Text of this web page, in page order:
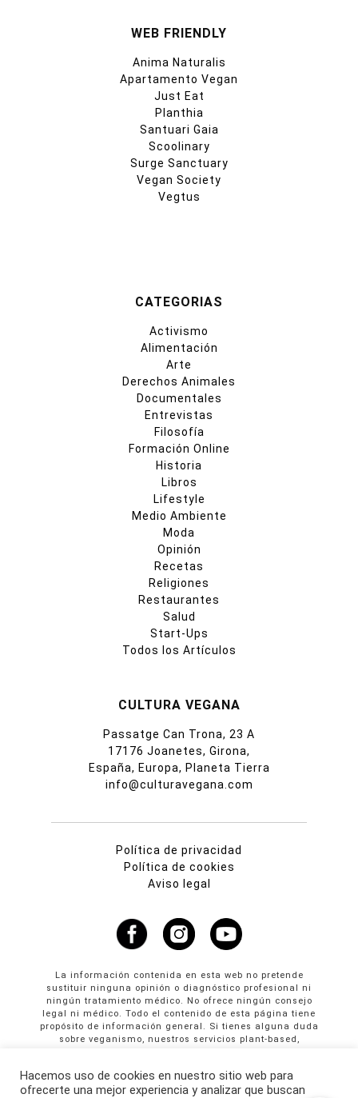
WEB FRIENDLY
Anima Naturalis
Apartamento Vegan
Just Eat
Planthia
Santuari Gaia
Scoolinary
Surge Sanctuary
Vegan Society
Vegtus
CATEGORIAS
Activismo
Alimentación
Arte
Derechos Animales
Documentales
Entrevistas
Filosofía
Formación Online
Historia
Libros
Lifestyle
Medio Ambiente
Moda
Opinión
Recetas
Religiones
Restaurantes
Salud
Start-Ups
Todos los Artículos
CULTURA VEGANA
Passatge Can Trona, 23 A
17176 Joanetes, Girona,
España, Europa, Planeta Tierra
info@culturavegana.com
Política de privacidad
Política de cookies
Aviso legal
La información contenida en esta web no pretende
sustituir ninguna opinión o diagnóstico profesional ni
ningún tratamiento médico. No ofrece ningún consejo
legal ni médico. Todo el contenido de esta página tiene
propósito de información general. Si tienes alguna duda
sobre veganismo, nuestros servicios plant-based,
Hacemos uso de cookies en nuestro sitio web para
ofrecerte una mejor experiencia y analizar que buscan